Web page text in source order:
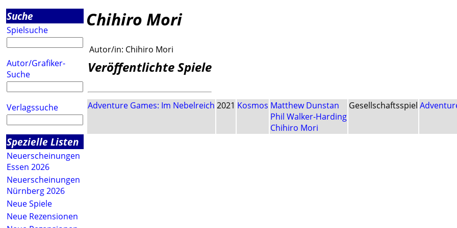
Suche
Spielsuche
Autor/Grafiker-
Suche
Verlagssuche
Spezielle Listen
Neuerscheinungen
Essen 2026
Neuerscheinungen
Nürnberg 2026
Neue Spiele
Neue Rezensionen
Chihiro Mori
Autor/in: Chihiro Mori
Veröffentlichte Spiele
Adventure Games: Im Nebelreich 2021 Kosmos Matthew Dunstan
Phil Walker-Harding
Chihiro Mori
Gesellschaftsspiel